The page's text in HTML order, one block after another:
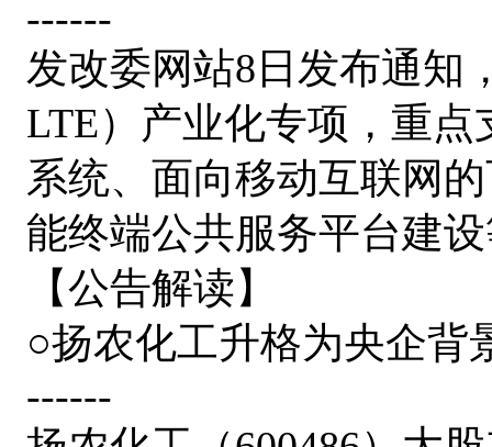
------
发改委网站8日发布通知
LTE）产业化专项，重
系统、面向移动互联网
能终端公共服务平台建
【公告解读】
○扬农化工升格为央企背
------